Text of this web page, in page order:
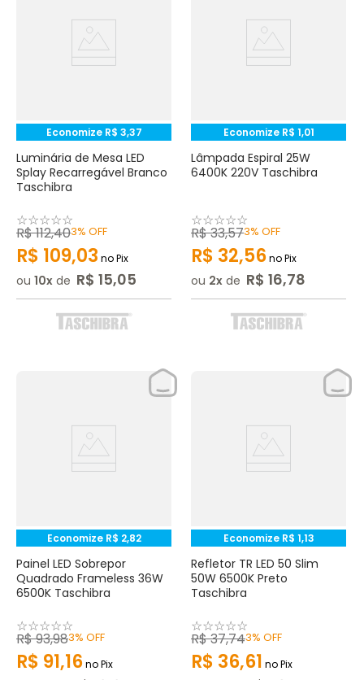
Economize R$ 3,37
Luminária de Mesa LED
Splay Recarregável Branco
Taschibra
☆☆☆☆☆
R$112,403% OFF
R$ 109,03 no Pix
ou 10 de R$ 15,05
Economize R$ 1,01
Lâmpada Espiral 25W
6400K 220V Taschibra
☆☆☆☆☆
R$33,573% OFF
R$ 32,56no Pix
ou 2 de R$ 16,78
Economize R$ 2,82
Painel LED Sobrepor
Quadrado Frameless 36W
6500K Taschibra
☆☆☆☆☆
R$93,983% OFF
R$ 91,16no Pix
Economize R$ 1,13
Refletor TR LED 50 Slim
50W 6500K Preto
Taschibra
☆☆☆☆☆
R$37,743% OFF
R$ 36,61 no Pix